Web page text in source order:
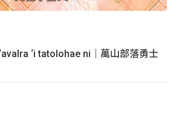
‘i tatolohae ni｜萬山部落勇士